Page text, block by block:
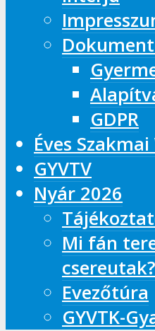
GDPR
Éves Szakmai
GYVTV
Nyár 2026
Mi fán
csereutak?
Evezőtúra
GYVTK-